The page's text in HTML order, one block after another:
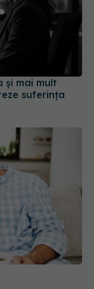
mai mult
suferința